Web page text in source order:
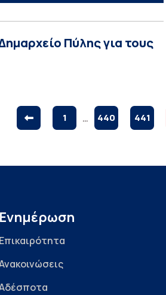
Πύλης για τους
1 … 440 441
Ενημέρωση
Επικαιρότητα